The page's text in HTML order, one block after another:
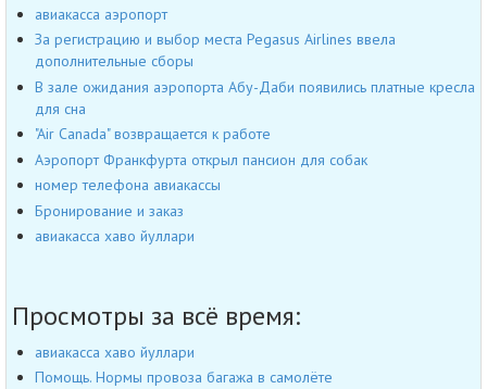
авиакасса аэропорт
За регистрацию и выбор места Pegasus Airlines ввела
дополнительные сборы
В зале ожидания аэропорта Абу-Даби появились платные кресла
для сна
"Air Canada" возвращается к работе
Аэропорт Франкфурта открыл пансион для собак
номер телефона авиакассы
Бронирование и заказ
авиакасса хаво йуллари
Просмотры за всё время:
авиакасса хаво йуллари
Помощь. Нормы провоза багажа в самолёте